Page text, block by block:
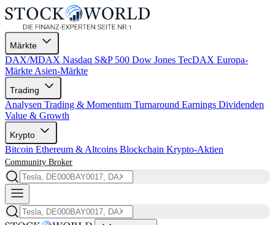
Märkte
DAX/MDAX Nasdaq S&P 500 Dow Jones TecDAX Europa-
Märkte Asien-Märkte
Trading
Analysen Trading & Momentum Turnaround Earnings Dividenden
Value & Growth
Krypto
Bitcoin Ethereum & Altcoins Blockchain Krypto-Aktien
Community Broker